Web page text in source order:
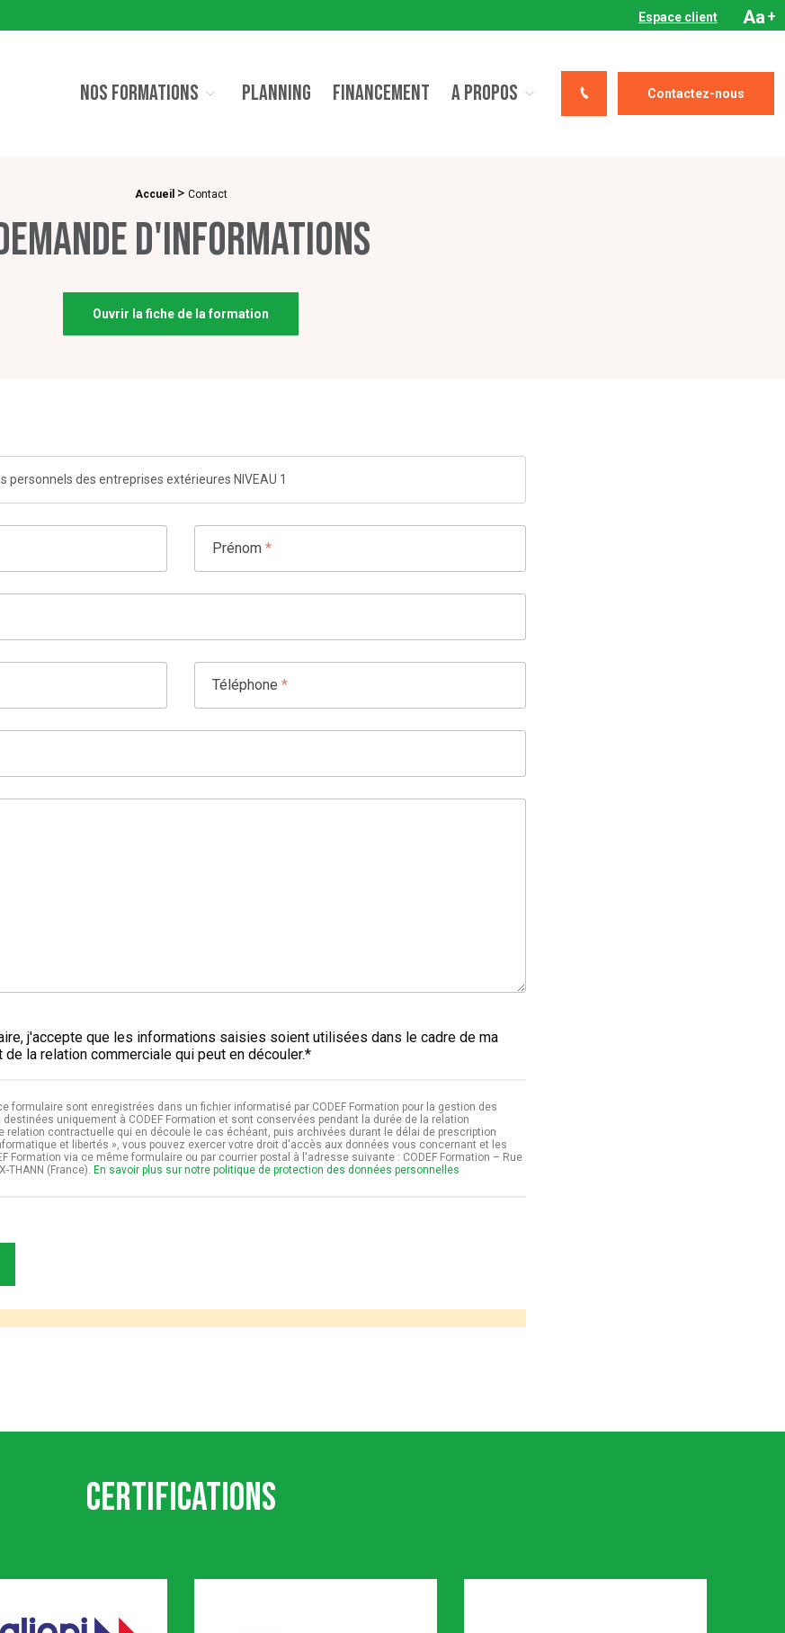
Espace client Aa +
NOS FORMATIONS PLANNING FINANCEMENT A PROPOS Contactez-nous
Accueil > Contact
d'informations
Ouvrir la fiche de la formation
personnels des entreprises extérieures NIVEAU 1
Prénom *
Téléphone *
j'accepte que les informations saisies soient utilisées dans le cadre de ma
la relation commerciale qui peut en découler.*
formulaire sont enregistrées dans un fichier informatisé par CODEF Formation pour la gestion des
uniquement à CODEF Formation et sont conservées pendant la durée de la relation
relation contractuelle qui en découle le cas échéant, puis archivées durant le délai de prescription
et libertés », vous pouvez exercer votre droit d'accès aux données vous concernant et les
Formation via ce même formulaire ou par courrier postal à l'adresse suivante : CODEF Formation – Rue
THANN (France). En savoir plus sur notre politique de protection des données personnelles
Certifications